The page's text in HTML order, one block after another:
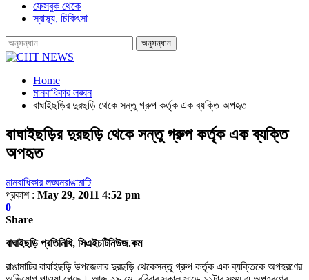
ফেসবুক থেকে
স্বাস্থ্য, চিকিৎসা
Home
মানবাধিকার লঙ্ঘন
বাঘাইছড়ির দুরছড়ি থেকে সন্তু গ্রুপ কর্তৃক এক ব্যক্তি অপহৃত
বাঘাইছড়ির দুরছড়ি থেকে সন্তু গ্রুপ কর্তৃক এক ব্যক্তি
অপহৃত
মানবাধিকার লঙ্ঘনরাঙামাটি
প্রকাশ : May 29, 2011 4:52 pm
0
Share
বাঘাইছড়ি প্রতিনিধি, সিএইচটিনিউজ.কম
রাঙামাটির বাঘাইছড়ি উপজেলার দুরছড়ি থেকেসন্তু গ্রুপ কর্তৃক এক ব্যক্তিকে অপহরণের